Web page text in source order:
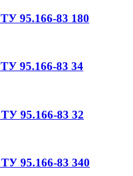
ТУ 95.166-83 180
ТУ 95.166-83 34
ТУ 95.166-83 32
ТУ 95.166-83 340